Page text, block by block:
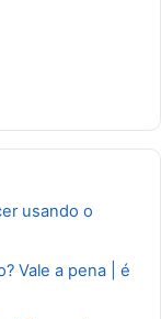
usando o
Vale a pena | é